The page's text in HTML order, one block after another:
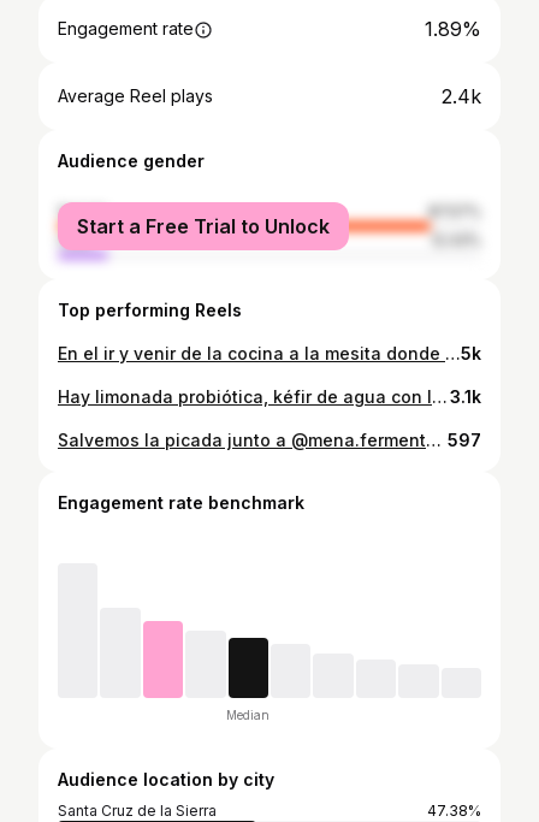
Engagement rate 1.89%
Average Reel plays 2.4k
Audience gender
female
87.57%
male
12.43%
Start a Free Trial to Unlock
Top performing Reels
En el ir y venir de la cocina a la mesita donde dejo enfriar lo que sale del horno quise capturarme en el momento. La luz estaba bonita un 24 de Julio a las 17:36. Aunque tuve la intención no llegué a terminar mi torta de cumpleaños este año. Así que me regalé un día trabajando y fue tan bien festejado que para cuando terminé mi jornada mis pies se sentían como si hubiéramos regresado de bailar toda la noche. 💝5k
Hay limonada probiótica, kéfir de agua con limón para ser exacta. Naturalmente gasificada en botella y con menos de 2gr de azúcar por botella. El azúcar es el alimento de los microorganismos y levaduras presentes en los nódulos del kéfir de agua. A diferencia del kéfir de leche donde los nódulos o tambien llamados tibicos se alimentan de la lactosa que es el “azúcar” presente en la leche, los de agua se alimentan de la sacarosa presente en el azúcar de mesa. Su consumo ayuda a elevar el sistema inmunológico, ayuda a regular la glucosa en sangre, restablece y nutre la microbiota, fuente de antioxidantes además de contener una amplia variedad de bacterias y levaduras ya que es una bebida de fermentación salvaje. Pedidos por WP Disponibles en @aipimscz #waterkefir #probioticsoda #wildfermentation #fermentacion3.1k
Salvemos la picada junto a @mena.fermentacion con estas 2 súper recetas sin azúcar, sin gluten y sin lactosa… como te gustan 😉🤌🏻 Datazo: Si te sobró hummus, es el momento perfecto de hacer estas galletitas si no sabes qué hacer con él. RECETA HUMMUS Ingredientes: 1 ½ taza de garbanzos cocidos (100 g de garbanzos secos) ½ taza de tahini 1–2 cucharadas de zumo de limón ½–1 cucharadita de sal ¼–½ cucharadita de comino molido 1 diente de ajo 3–4 cucharadas de agua helada o líquido de cocción de los garbanzos Para decorar: Aceite de oliva Pimentón (paprika) RECETA CRACKERS Ingredientes: 1 taza de hummus ½ taza de harina de arroz ½ taza de almidón de yuca 1 cucharada de aceite de oliva ½ cucharadita de pimentón ¾ cucharadita de semillas de comino ½–1 cucharadita de sal 2–3 cucharadas de agua (opcional) 597
Engagement rate benchmark
Median
Audience location by city
Santa Cruz de la Sierra 47.38%